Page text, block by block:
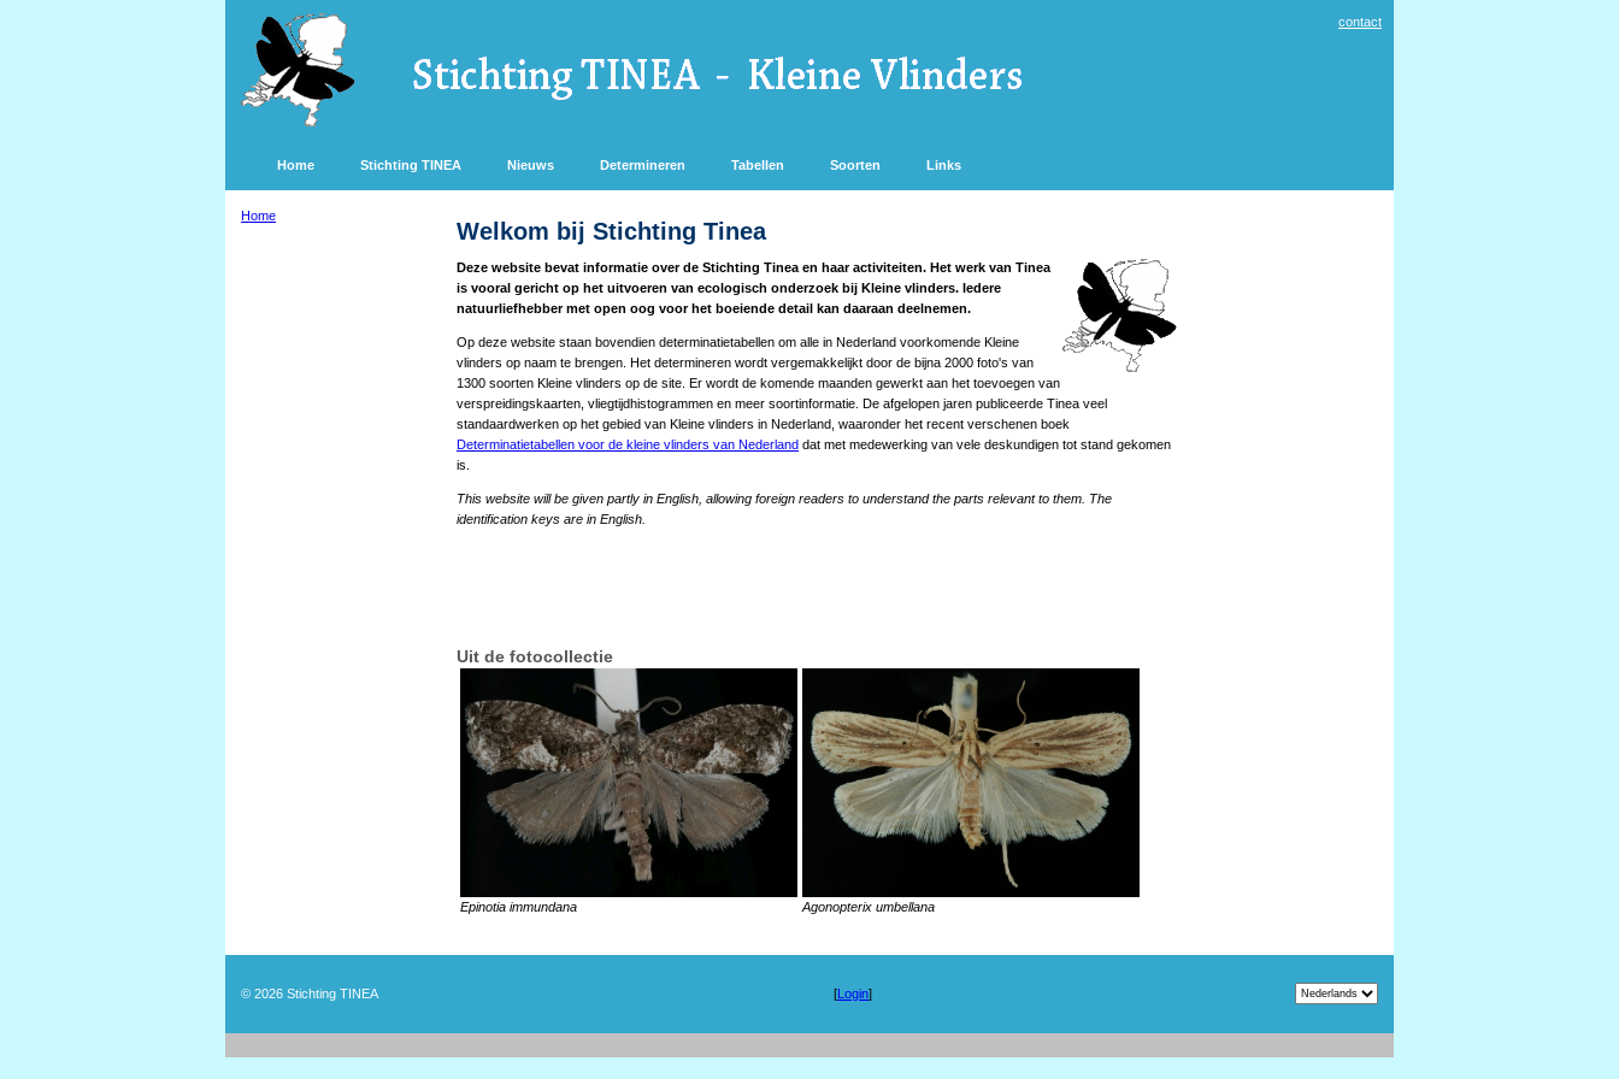
contact
Home Stichting TINEA Nieuws Determineren Tabellen Soorten Links
Home
Welkom bij Stichting Tinea
Deze website bevat informatie over de Stichting Tinea en haar activiteiten. Het werk van Tinea
is vooral gericht op het uitvoeren van ecologisch onderzoek bij Kleine vlinders. Iedere
natuurliefhebber met open oog voor het boeiende detail kan daaraan deelnemen.
Op deze website staan bovendien determinatietabellen om alle in Nederland voorkomende Kleine
vlinders op naam te brengen. Het determineren wordt vergemakkelijkt door de bijna 2000 foto's van
1300 soorten Kleine vlinders op de site. Er wordt de komende maanden gewerkt aan het toevoegen van
verspreidingskaarten, vliegtijdhistogrammen en meer soortinformatie. De afgelopen jaren publiceerde Tinea veel
standaardwerken op het gebied van Kleine vlinders in Nederland, waaronder het recent verschenen boek
Determinatietabellen voor de kleine vlinders van Nederland dat met medewerking van vele deskundigen tot stand gekomen
is.
This website will be given partly in English, allowing foreign readers to understand the parts relevant to them. The
identification keys are in English.
Uit de fotocollectie
Epinotia immundana Agonopterix umbellana
© 2026 Stichting TINEA [Login]